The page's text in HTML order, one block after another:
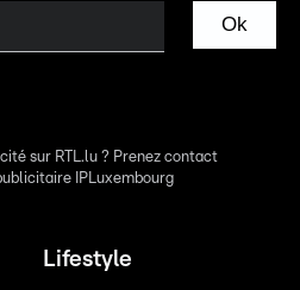
Ok
sur RTL.lu ? Prenez contact
IPLuxembourg
Lifestyle